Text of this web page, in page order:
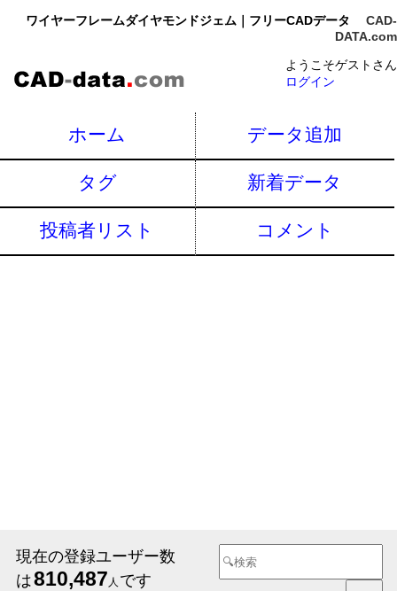
ワイヤーフレームダイヤモンドジェム｜フリーCADデータ
CAD-
DATA.com
ようこそゲストさん
ログイン
ホーム データ追加
タグ 新着データ
投稿者リスト コメント
現在の登録ユーザー数
は810,487 人 です